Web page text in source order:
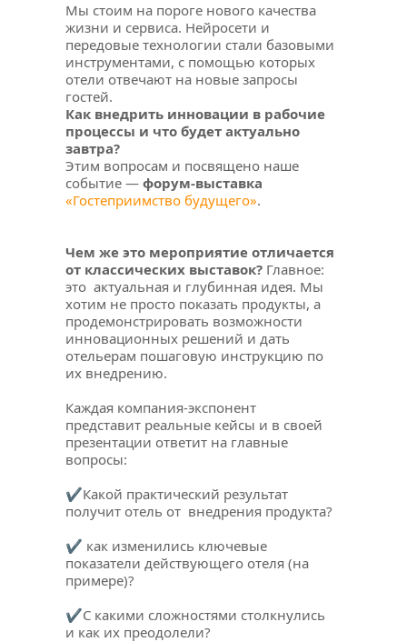
Мы стоим на пороге нового качества
жизни и сервиса. Нейросети и
передовые технологии стали базовыми
инструментами, с помощью которых
отели отвечают на новые запросы
гостей.
Как внедрить инновации в рабочие
процессы и что будет актуально
завтра?
Этим вопросам и посвящено наше
событие — форум-
«Гостеприимство будущего».
Чем же это мероприятие отличается
от классических выставок? Главное:
это  актуальная и глубинная идея. Мы
хотим не просто показать продукты, а
продемонстрировать возможности
инновационных решений и дать
отельерам пошаговую инструкцию по
их внедрению.
Каждая компания-экспонент
представит реальные кейсы и в своей
презентации ответит на главные
вопросы:
✔Какой практический результат
получит отель от  внедрения продукта?
✔ как изменились ключевые
показатели действующего отеля (на
примере)?
✔С какими сложностями столкнулись
и как их преодолели?